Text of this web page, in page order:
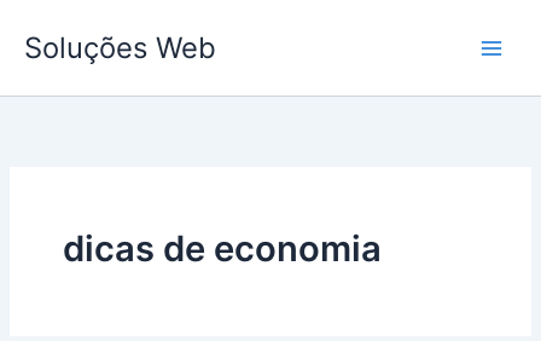
para
conteúdo
Soluções Web
dicas de economia